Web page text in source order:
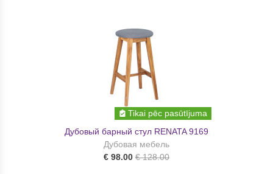
Tikai pēc pasūtījuma
Дубовый барный стул RENATA 9169
Дубовая мебель
€ 98.00 € 128.00